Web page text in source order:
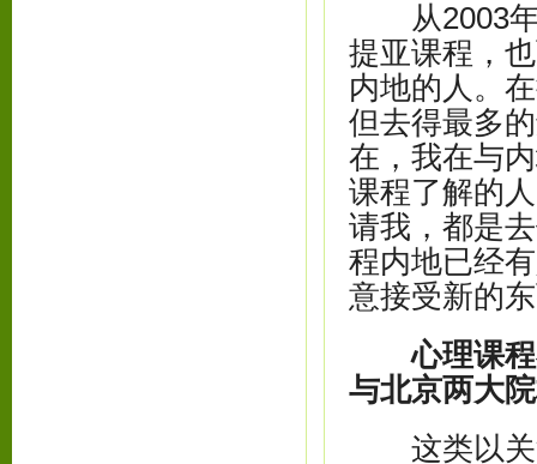
从2003年
提亚课程，
内地的人。
但去得最多
在，我在与
课程了解的
请我，都是
程内地已经
意接受新的
心理课
与北京两大
这类以关